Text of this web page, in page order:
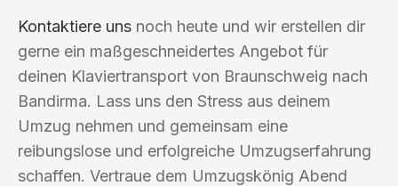
Kontaktiere uns noch heute und wir erstellen dir
gerne ein maßgeschneidertes Angebot für
deinen Klaviertransport von Braunschweig nach
Bandirma. Lass uns den Stress aus deinem
Umzug nehmen und gemeinsam eine
reibungslose und erfolgreiche Umzugserfahrung
schaffen. Vertraue dem Umzugskönig Abend